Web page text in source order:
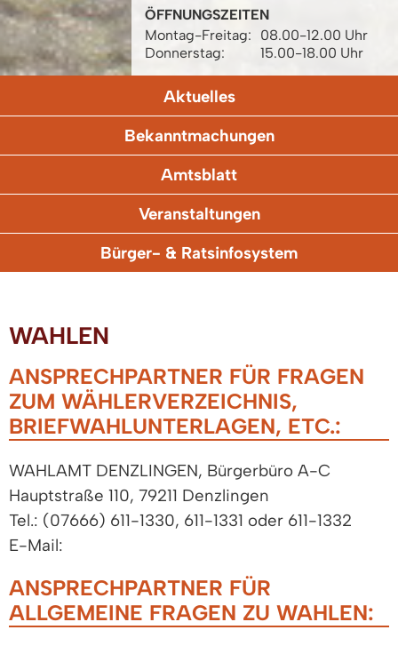
ÖFFNUNGSZEITEN
Montag-Freitag:
08.00-12.00 Uhr
Donnerstag:
15.00-18.00 Uhr
Aktuelles
Bekanntmachungen
Amtsblatt
Veranstaltungen
Bürger- & Ratsinfosystem
WAHLEN
ANSPRECHPARTNER FÜR FRAGEN
ZUM WÄHLERVERZEICHNIS,
BRIEFWAHLUNTERLAGEN, ETC.:
WAHLAMT DENZLINGEN, Bürgerbüro A-C
Hauptstraße 110, 79211 Denzlingen
Tel.: (07666) 611-1330, 611-1331 oder 611-1332
E-Mail:
ANSPRECHPARTNER FÜR
ALLGEMEINE FRAGEN ZU WAHLEN: